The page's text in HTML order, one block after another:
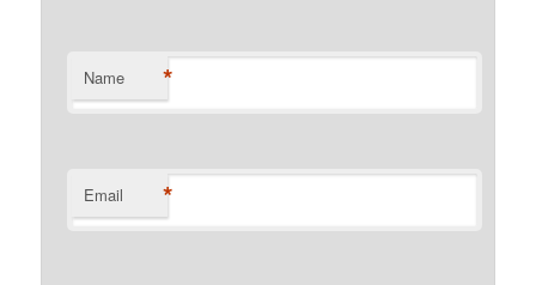
Name *
Email *